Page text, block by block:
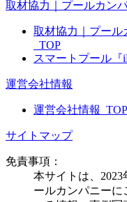
取材協力｜プールカン
取材協力｜プール
_TOP
スマートプール
運営会社情報
運営会社情報_TOP
サイトマップ
免責事項：
本サイトは、2023
ールカンパニーに